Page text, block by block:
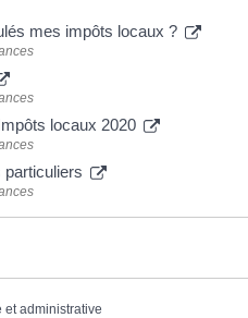
mes impôts locaux ?
locaux 2020
particuliers
et administrative